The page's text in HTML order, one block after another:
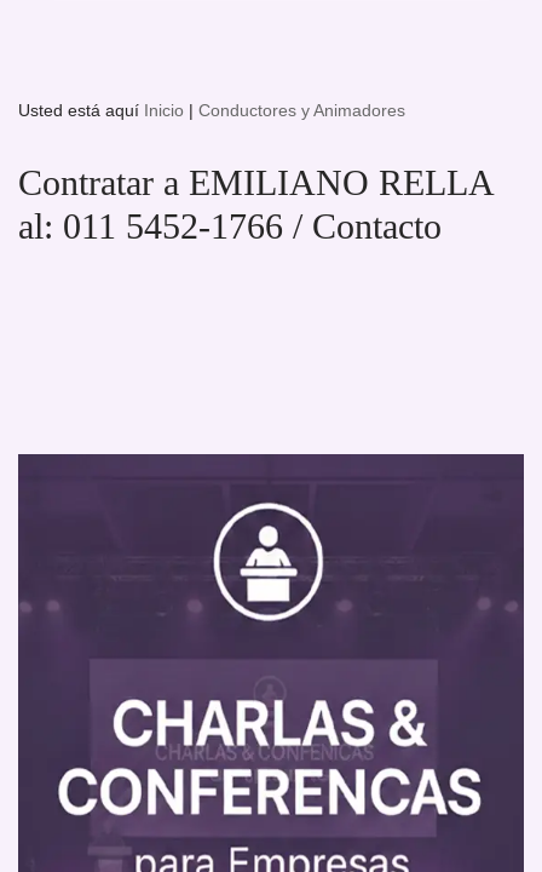
Usted está aquí Inicio | Conductores y Animadores
Contratar a EMILIANO RELLA
al: 011 5452-1766 / Contacto